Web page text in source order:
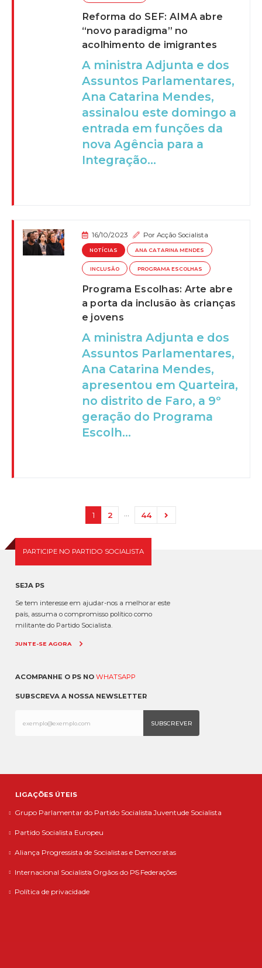
Reforma do SEF: AIMA abre
“novo paradigma” no
acolhimento de imigrantes
A ministra Adjunta e dos
Assuntos Parlamentares,
Ana Catarina Mendes,
assinalou este domingo a
entrada em funções da
nova Agência para a
Integração...
16/10/2023 PorAcção Socialista
NOTÍCIAS ANA CATARINA MENDES
INCLUSÃO PROGRAMA ESCOLHAS
Programa Escolhas: Arte abre
a porta da inclusão às crianças
e jovens
A ministra Adjunta e dos
Assuntos Parlamentares,
Ana Catarina Mendes,
apresentou em Quarteira,
no distrito de Faro, a 9º
geração do Programa
Escolh...
1 2 44
PARTICIPE NO PARTIDO SOCIALISTA
SEJA PS
Se tem interesse em ajudar-nos a melhorar este
país, assuma o compromisso político como
militante do Partido Socialista.
JUNTE-SE AGORA
ACOMPANHE O PS NO WHATSAPP
SUBSCREVA A NOSSA NEWSLETTER
LIGAÇÕES ÚTEIS
Grupo Parlamentar do Partido Socialista Juventude Socialista
Partido Socialista Europeu
Aliança Progressista de Socialistas e Democratas
Internacional Socialista Orgãos do PS Federações
Política de privacidade